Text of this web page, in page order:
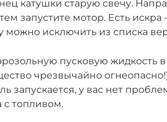
катушки старую свечу.
запустите мотор. Есть
можно исключить из списка
пусковую жидкость
чрезвычайно
запускается, у вас нет
с топливом.